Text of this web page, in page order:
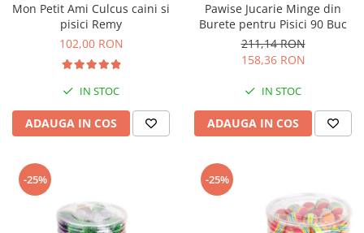
Diete Veterinare Caini
Suplimente Nutritive Caini
Cosuri, Culcusuri si Perne
Covorase Absorbante
Lese, zgarzi si hamuri
Lapte pentru Caini
Hainute Caini
Jucarii Caini
Bult
Lovely Hunter
Sampoane si Balsamuri
Igiena Oculara
Articole Periaj
Forfecute si Clesti
Mon Petit Ami Culcus caini si
pisici Remy
102,00 RON
IN STOC
ADAUGA IN COS
Pawise Jucarie Minge din
Burete pentru Pisici 90 Buc
211,14 RON
158,36 RON
IN STOC
ADAUGA IN COS
-25% -25%